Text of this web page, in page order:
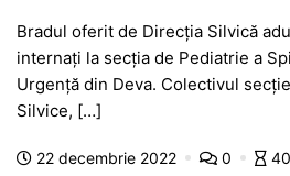
c
e
b
o
at
s
p
s
s
n
itt
er
e
gr
m
Bradul oferit de Direcția Silvică
internați la secția de Pediatrie a
Urgență din Deva. Colectivul
Silvice, […]
22 decembrie 2022 0